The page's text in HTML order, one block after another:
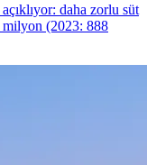
açıklıyor: daha zorlu süt
milyon (2023: 888